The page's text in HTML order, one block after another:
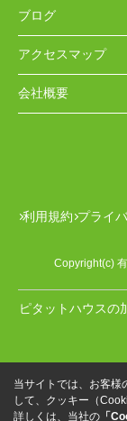
ブログ
アクセスマップ
会社概要
利用規約 プライ
Copyright(c)
ピタットハウスの
当サイトでは、お客様
して、クッキー（
詳しくは、当社の 「